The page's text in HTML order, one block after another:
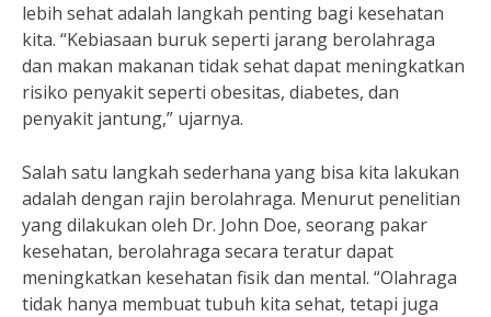
lebih sehat adalah langkah penting bagi kesehatan
kita. “Kebiasaan buruk seperti jarang berolahraga
dan makan makanan tidak sehat dapat meningkatkan
risiko penyakit seperti obesitas, diabetes, dan
penyakit jantung,” ujarnya.
Salah satu langkah sederhana yang bisa kita lakukan
adalah dengan rajin berolahraga. Menurut penelitian
yang dilakukan oleh Dr. John Doe, seorang pakar
kesehatan, berolahraga secara teratur dapat
meningkatkan kesehatan fisik dan mental. “Olahraga
tidak hanya membuat tubuh kita sehat, tetapi juga